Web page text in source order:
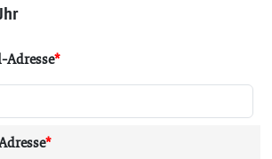
Adresse*
*